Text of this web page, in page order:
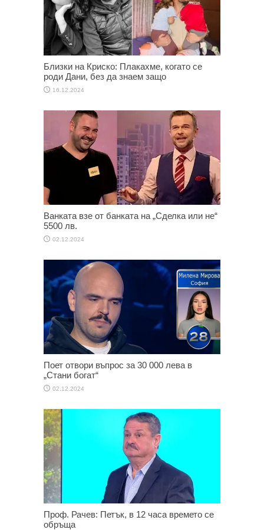
Близки на Криско: Плакахме, когато се
роди Дани, без да знаем защо
16.12.2024
Ванката взе от банката на „Сделка или не“
5500 лв.
02.12.2024
Поет отвори въпрос за 30 000 лева в
„Стани богат“
02.12.2024
Проф. Рачев: Петък, в 12 часа времето се
обръща